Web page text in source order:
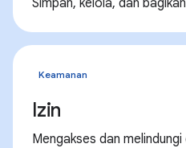
Keamanan
Izin
Mengakses dan